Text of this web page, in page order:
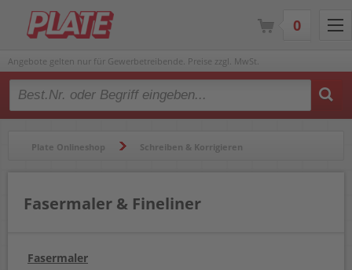
Angebote gelten nur für Gewerbetreibende. Preise zzgl. MwSt.
Type 2 or more characters for results.
Plate Onlineshop Schreiben & Korrigieren
Fasermaler & Fineliner
Fasermaler
0